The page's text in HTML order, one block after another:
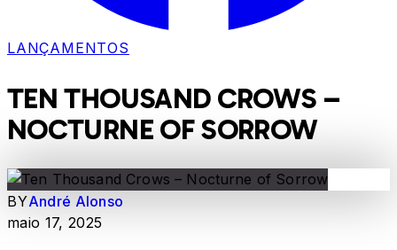
LANÇAMENTOS
TEN THOUSAND CROWS –
NOCTURNE OF SORROW
BYAndré Alonso
maio 17, 2025